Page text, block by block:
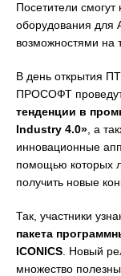
Посетители
оборудования для
возможностями на
В день открытия
ПРОСОФТ
тенденции в
Industry 4.0» , а
инновационные
помощью которых
получить новые
Так, участники
пакета
ICONICS . Новый
множество